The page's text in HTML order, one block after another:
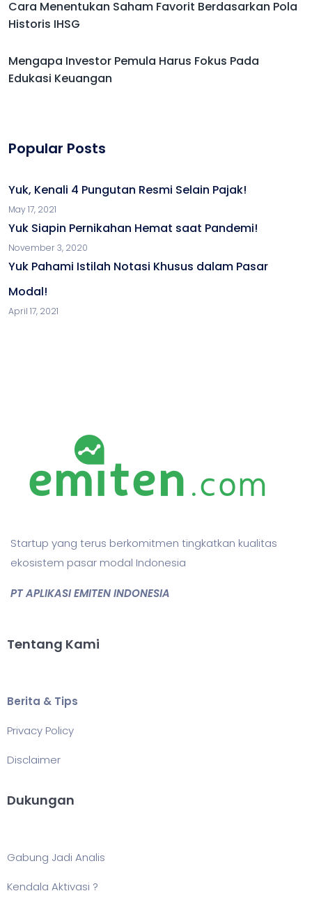
Cara Menentukan Saham Favorit Berdasarkan Pola
Historis IHSG
Mengapa Investor Pemula Harus Fokus Pada
Edukasi Keuangan
Popular Posts
Yuk, Kenali 4 Pungutan Resmi Selain Pajak!
May 17, 2021
Yuk Siapin Pernikahan Hemat saat Pandemi!
November 3, 2020
Yuk Pahami Istilah Notasi Khusus dalam Pasar
Modal!
April 17, 2021
Startup yang terus berkomitmen tingkatkan kualitas
ekosistem pasar modal Indonesia
PT APLIKASI EMITEN INDONESIA
Tentang Kami
Berita & Tips
Privacy Policy
Disclaimer
Dukungan
Gabung Jadi Analis
Kendala Aktivasi ?